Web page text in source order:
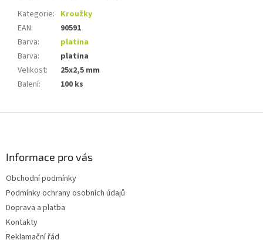
Kategorie: Kroužky
EAN:
90591
Barva:
platina
Barva:
platina
Velikost:
25x2,5 mm
Balení: 100 ks
Informace pro vás
Obchodní podmínky
Podmínky ochrany osobních údajů
Doprava a platba
Kontakty
Reklamační řád